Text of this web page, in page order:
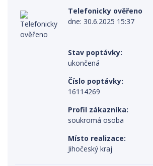
Telefonicky ověřeno
dne: 30.6.2025 15:37
Stav poptávky:
ukončená
Číslo poptávky:
16114269
Profil zákazníka:
soukromá osoba
Místo realizace:
Jihočeský kraj